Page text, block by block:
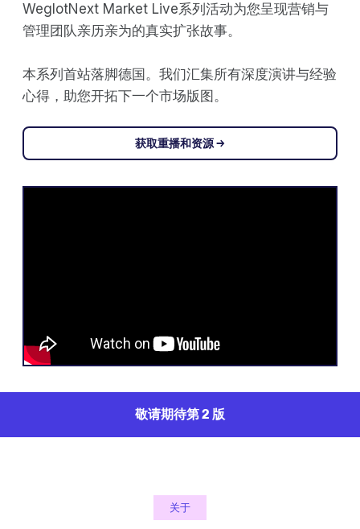
WeglotNext Market Live系列活动为您呈现营销与
管理团队亲历亲为的真实扩张故事。
本系列首站落脚德国。我们汇集所有深度演讲与经验
心得，助您开拓下一个市场版图。
获取重播和资源 →
敬请期待第 2 版
关于